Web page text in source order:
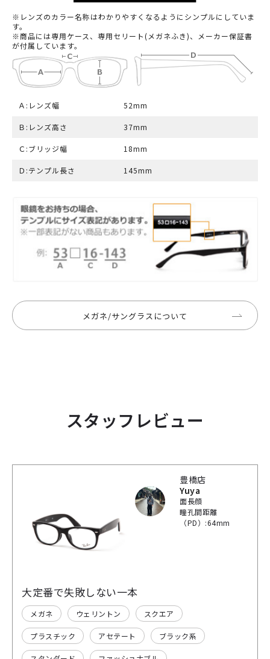
※レンズのカラー名称はわかりやすくなるようにシンプルにしていま
す。
※商品には専用ケース、専用セリート(メガネふき)、メーカー保証書
が付属しています。
Ａ:レンズ幅 52mm
Ｂ:レンズ高さ 37mm
Ｃ:ブリッジ幅 18mm
Ｄ:テンプル長さ 145mm
メガネ/サングラスについて
スタッフレビュー
豊橋店
Yuya
面長顔
瞳孔間距離
（PD）:64mm
大定番で失敗しない一本
メガネ ウェリントン スクエア
プラスチック アセテート ブラック系